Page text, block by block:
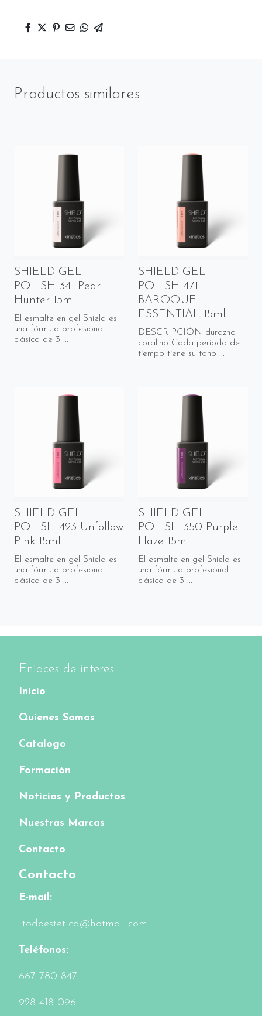
Productos similares
SHIELD GEL
POLISH 341 Pearl
Hunter 15ml.
El esmalte en gel Shield es
una fórmula profesional
clásica de 3 ...
SHIELD GEL
POLISH 471
BAROQUE
ESSENTIAL 15ml.
DESCRIPCIÓN durazno
coralino Cada período de
tiempo tiene su tono ...
SHIELD GEL
POLISH 423 Unfollow
Pink 15ml.
El esmalte en gel Shield es
una fórmula profesional
clásica de 3 ...
SHIELD GEL
POLISH 350 Purple
Haze 15ml.
El esmalte en gel Shield es
una fórmula profesional
clásica de 3 ...
Enlaces de interes
Inicio
Quienes Somos
Catalogo
Formación
Noticias y Productos
Nuestras Marcas
Contacto
Contacto
E-mail:
todoestetica@hotmail.com
Teléfonos:
667 780 847
928 418 096